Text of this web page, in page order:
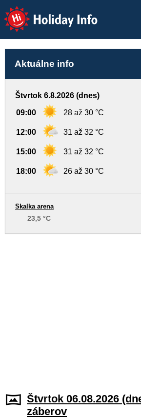
Holiday Info
Aktuálne info
Štvrtok 6.8.2026 (dnes)
09:00 28 až 30 °C
12:00 31 až 32 °C
15:00 31 až 32 °C
18:00 26 až 30 °C
Skalka arena
23,5 °C
Štvrtok 06.08.2026
záberov